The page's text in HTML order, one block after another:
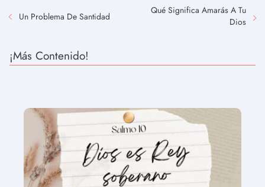
Un Problema De Santidad
Qué Significa Amarás A Tu
Dios
¡Más Contenido!